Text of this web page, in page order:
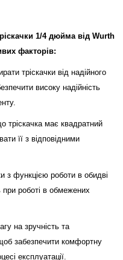
1/4 дюйма від Wurth
факторів:
тріскачки від надійного
високу надійність
тріскачка має квадратний
її з відповідними
з функцією роботи в обидві
при роботі в обмежених
на зручність та
забезпечити комфортну
експлуатації.